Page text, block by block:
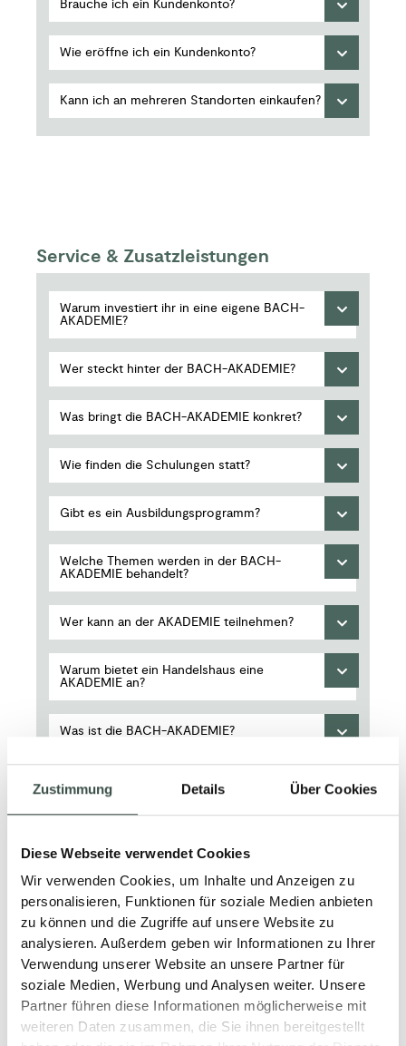
Zustimmung Details Über Cookies
Diese Webseite verwendet Cookies
Wir verwenden Cookies, um Inhalte und Anzeigen zu
personalisieren, Funktionen für soziale Medien anbieten
zu können und die Zugriffe auf unsere Website zu
analysieren. Außerdem geben wir Informationen zu Ihrer
Verwendung unserer Website an unsere Partner für
soziale Medien, Werbung und Analysen weiter. Unsere
Partner führen diese Informationen möglicherweise mit
weiteren Daten zusammen, die Sie ihnen bereitgestellt
Brauche ich ein Kundenkonto?
Wie eröffne ich ein Kundenkonto?
Kann ich an mehreren Standorten einkaufen?
Service & Zusatzleistungen
Warum investiert ihr in eine eigene BACH-
AKADEMIE?
Wer steckt hinter der BACH-AKADEMIE?
Was bringt die BACH-AKADEMIE konkret?
Wie finden die Schulungen statt?
Gibt es ein Ausbildungsprogramm?
Welche Themen werden in der BACH-
AKADEMIE behandelt?
Wer kann an der AKADEMIE teilnehmen?
Warum bietet ein Handelshaus eine
AKADEMIE an?
Was ist die BACH-AKADEMIE?
Gewerkspezifische Fragen
Garten- und Landschaftsbau - Lieferung